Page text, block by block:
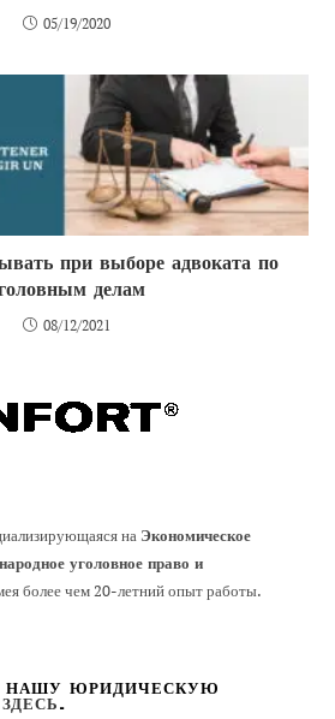
05/19/2020
при выборе адвоката по
делам
08/12/2021
на Экономическое
уголовное право и
более чем 20-летний опыт работы.
НАШУ ЮРИДИЧЕСКУЮ
.